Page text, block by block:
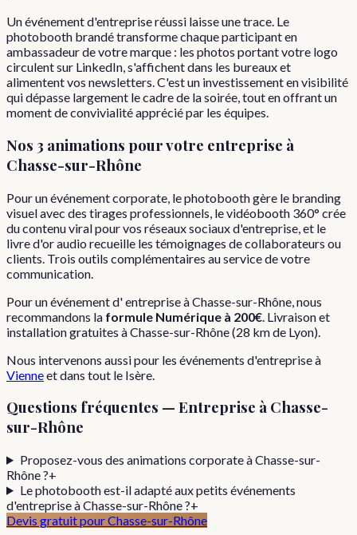
Un événement d'entreprise réussi laisse une trace. Le
photobooth brandé transforme chaque participant en
ambassadeur de votre marque : les photos portant votre logo
circulent sur LinkedIn, s'affichent dans les bureaux et
alimentent vos newsletters. C'est un investissement en visibilité
qui dépasse largement le cadre de la soirée, tout en offrant un
moment de convivialité apprécié par les équipes.
Nos 3 animations pour votre entreprise à
Chasse-sur-Rhône
Pour un événement corporate, le photobooth gère le branding
visuel avec des tirages professionnels, le vidéobooth 360° crée
du contenu viral pour vos réseaux sociaux d'entreprise, et le
livre d'or audio recueille les témoignages de collaborateurs ou
clients. Trois outils complémentaires au service de votre
communication.
Pourun événement d'entrepriseàChasse-sur-Rhône , nous
recommandons la formule Numérique à 200€ . Livraison et
installation gratuites àChasse-sur-Rhône(28 km de Lyon).
Nous intervenons aussi pour les événements d'entrepriseà
Vienneet dans tout le Isère
Questions fréquentes — Entreprise à Chasse-
sur-Rhône
Proposez-vous des animations corporate à Chasse-sur-
Rhône ?+
Le photobooth est-il adapté aux petits événements
d'entreprise à Chasse-sur-Rhône ?+
Devis gratuit pourChasse-sur-Rhône